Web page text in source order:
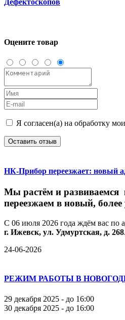
Дефектоскопов
Оцените товар
Я согласен(а) на обработку
Оставить отзыв
НК-Прибор переезжает: новый
Мы растём и развиваемся
переезжаем в новый, более
С 06 июля 2026 года ждём вас по
г. Ижевск, ул. Удмуртская, д. 268.
24-06-2026
РЕЖИМ РАБОТЫ В
29 декабря 2025 - до 16:00
30 декабря 2025 - до 16:00